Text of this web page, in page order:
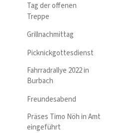
Tag der offenen
Treppe
Grillnachmittag
Picknickgottesdienst
Fahrradrallye 2022 in
Burbach
Freundesabend
Präses Timo Nöh in Amt
eingeführt